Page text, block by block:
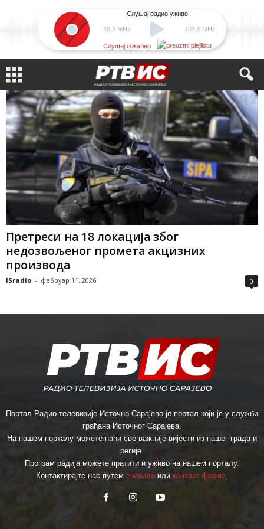
88,3 MHz
Слушај радио уживо
105,6 MHz
Слушај локално
Претреси на 18 локација због
недозвољеног промета акцизних
производа
ISradio - фебруар 11, 2026 0
Портал Радио-телевизије Источно Сарајево је портал који је у служби
грађана Источног Сарајева.
На нашем порталу можете наћи све важније вијести из нашег града и
регије.
Програм радија можете пратити и уживо на нашем порталу.
Контактирајте нас путем е-маилаили контакт форме.